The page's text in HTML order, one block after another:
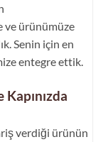
ve ürünümüze
Senin için en
entegre ettik.
verdiği ürünün